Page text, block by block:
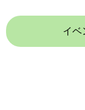
イベ